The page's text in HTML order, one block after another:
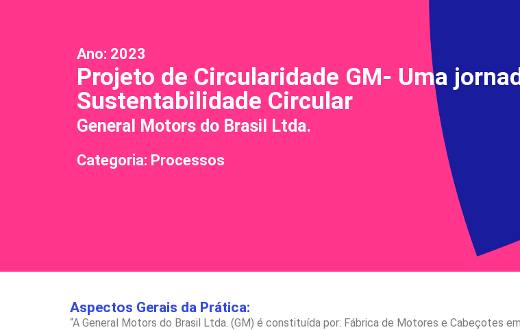
Ano: 2023
Projeto de Circularidade GM- Uma
Sustentabilidade Circular
General Motors do Brasil Ltda.
Categoria: Processos
Aspectos Gerais da Prática:
“A General Motors do Brasil Ltda. (GM) é constituída por: Fábrica de Motores e Cabeçotes